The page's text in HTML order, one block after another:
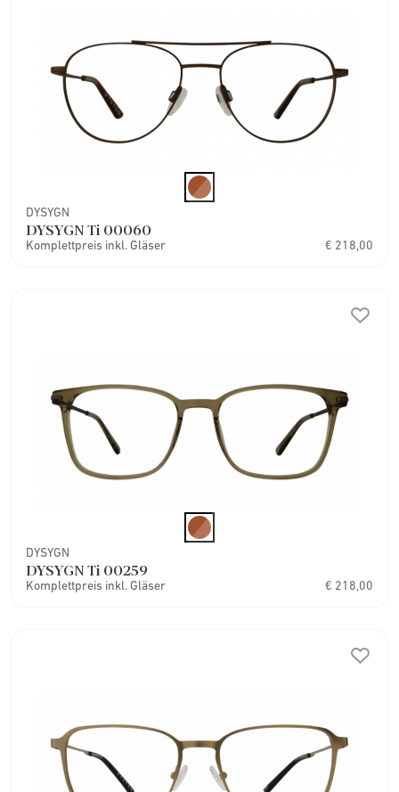
DYSYGN
DYSYGN Ti 00060
Komplettpreis inkl. Gläser € 218,00
DYSYGN
DYSYGN Ti 00259
Komplettpreis inkl. Gläser € 218,00